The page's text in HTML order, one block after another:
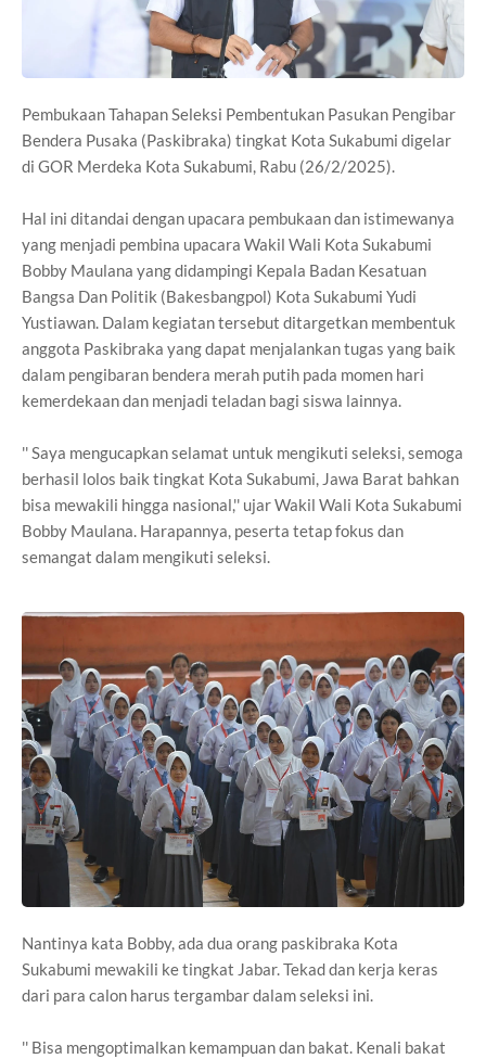
Pembukaan Tahapan Seleksi Pembentukan Pasukan Pengibar
Bendera Pusaka (Paskibraka) tingkat Kota Sukabumi digelar
di GOR Merdeka Kota Sukabumi, Rabu (26/2/2025).
Hal ini ditandai dengan upacara pembukaan dan istimewanya
yang menjadi pembina upacara Wakil Wali Kota Sukabumi
Bobby Maulana yang didampingi Kepala Badan Kesatuan
Bangsa Dan Politik (Bakesbangpol) Kota Sukabumi Yudi
Yustiawan. Dalam kegiatan tersebut ditargetkan membentuk
anggota Paskibraka yang dapat menjalankan tugas yang baik
dalam pengibaran bendera merah putih pada momen hari
kemerdekaan dan menjadi teladan bagi siswa lainnya.
'' Saya mengucapkan selamat untuk mengikuti seleksi, semoga
berhasil lolos baik tingkat Kota Sukabumi, Jawa Barat bahkan
bisa mewakili hingga nasional,'' ujar Wakil Wali Kota Sukabumi
Bobby Maulana. Harapannya, peserta tetap fokus dan
semangat dalam mengikuti seleksi.
Nantinya kata Bobby, ada dua orang paskibraka Kota
Sukabumi mewakili ke tingkat Jabar. Tekad dan kerja keras
dari para calon harus tergambar dalam seleksi ini.
'' Bisa mengoptimalkan kemampuan dan bakat. Kenali bakat